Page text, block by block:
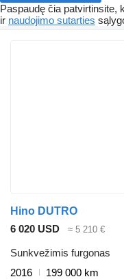
Paspaudę čia patvirtinsite,
ir naudojimo sutarties
Hino DUTRO
6 020 USD
≈ 5 210 €
Sunkvežimis furgonas
2016
199 000 km